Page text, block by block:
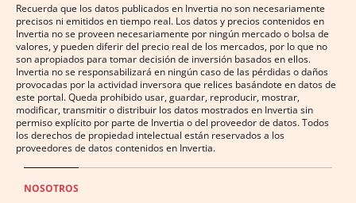
Recuerda que los datos publicados en Invertia no son necesariamente
precisos ni emitidos en tiempo real. Los datos y precios contenidos en
Invertia no se proveen necesariamente por ningún mercado o bolsa de
valores, y pueden diferir del precio real de los mercados, por lo que no
son apropiados para tomar decisión de inversión basados en ellos.
Invertia no se responsabilizará en ningún caso de las pérdidas o daños
provocadas por la actividad inversora que relices basándote en datos de
este portal. Queda prohibido usar, guardar, reproducir, mostrar,
modificar, transmitir o distribuir los datos mostrados en Invertia sin
permiso explícito por parte de Invertia o del proveedor de datos. Todos
los derechos de propiedad intelectual están reservados a los
proveedores de datos contenidos en Invertia.
NOSOTROS